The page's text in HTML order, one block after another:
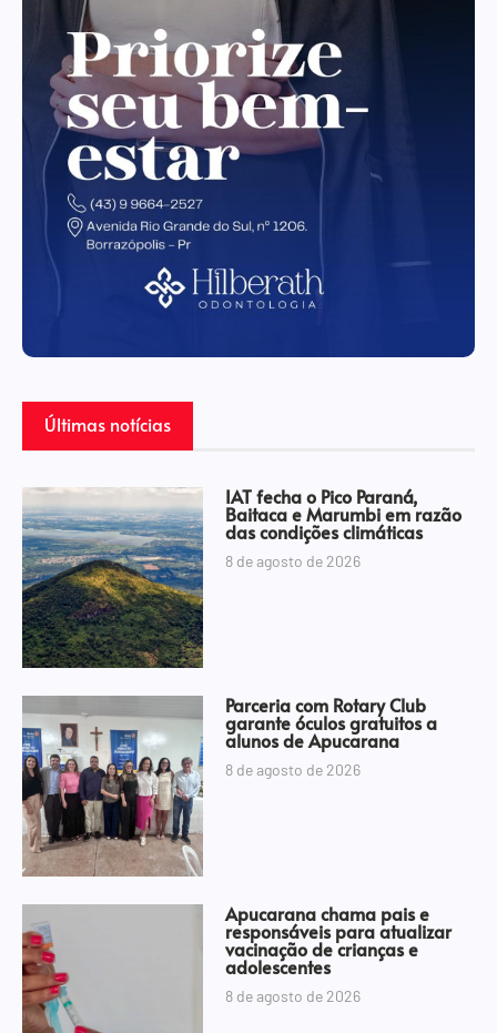
Últimas notícias
IAT fecha o Pico Paraná,
Baitaca e Marumbi em razão
das condições climáticas
8 de agosto de 2026
Parceria com Rotary Club
garante óculos gratuitos a
alunos de Apucarana
8 de agosto de 2026
Apucarana chama pais e
responsáveis para atualizar
vacinação de crianças e
adolescentes
8 de agosto de 2026